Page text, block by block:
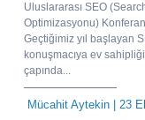
Uluslararası SEO
Optimizasyonu)
Geçtiğimiz yıl başlayan
konuşmacıya ev
çapında...
Mücahit Aytekin | 23